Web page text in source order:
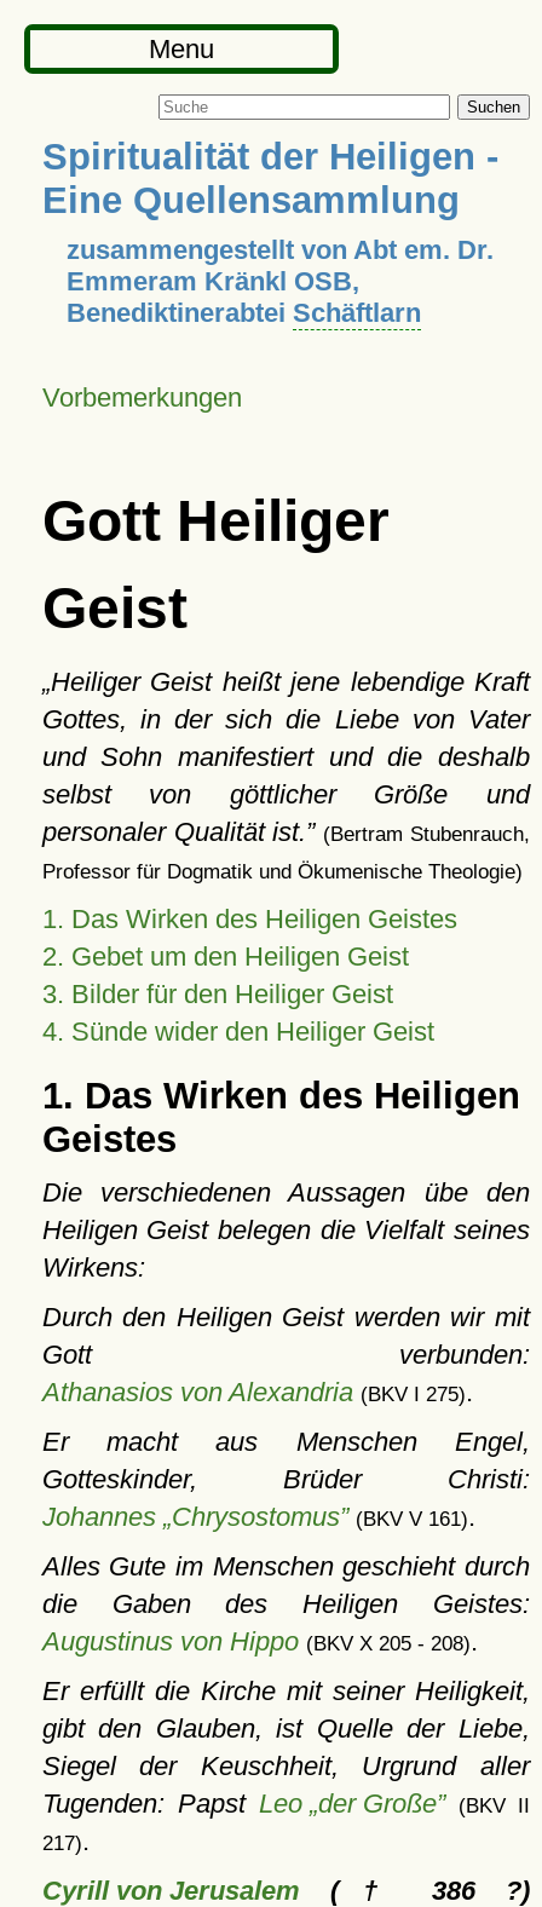
Menu
Suchen
Spiritualität der Heiligen -
Eine Quellensammlung
zusammengestellt von Abt em. Dr.
Emmeram Kränkl OSB,
Benediktinerabtei Schäftlarn
Vorbemerkungen
Gott Heiliger
Geist
Heiliger Geist heißt jene lebendige Kraft
Gottes, in der sich die Liebe von Vater
und Sohn manifestiert und die deshalb
selbst von göttlicher Größe und
personaler Qualität ist.
(Bertram Stubenrauch,
Professor für Dogmatik und Ökumenische Theologie)
1. Das Wirken des Heiligen Geistes
2. Gebet um den Heiligen Geist
3. Bilder für den Heiliger Geist
4. Sünde wider den Heiliger Geist
1. Das Wirken des Heiligen
Geistes
Die verschiedenen Aussagen übe den
Heiligen Geist belegen die Vielfalt seines
Wirkens:
Durch den Heiligen Geist werden wir mit
Gott verbunden:
Athanasios von Alexandria (BKV I 275).
Er macht aus Menschen Engel,
Gotteskinder, Brüder Christi:
Johannes „Chrysostomus” (BKV V 161).
Alles Gute im Menschen geschieht durch
die Gaben des Heiligen Geistes:
Augustinus von Hippo (BKV X 205 - 208).
Er erfüllt die Kirche mit seiner Heiligkeit,
gibt den Glauben, ist Quelle der Liebe,
Siegel der Keuschheit, Urgrund aller
Tugenden: Papst Leo „der Große”
(BKV II
217).
Cyrill von Jerusalem († 386 ?)